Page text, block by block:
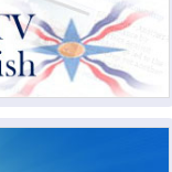
2026-08-05
مليون قدم مكعب
إقليم كوردستان إلى
ملامح أخطر التحديات